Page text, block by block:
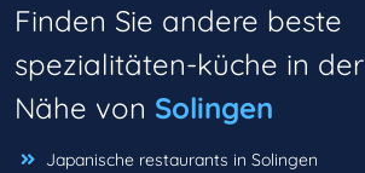
Finden Sie andere beste
spezialitäten-küche in der
Nähe von Solingen
Japanische restaurants in Solingen